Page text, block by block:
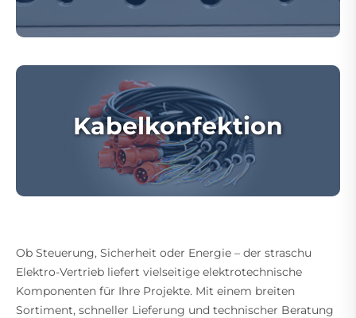
Kabelkonfektion
Ob Steuerung, Sicherheit oder Energie – der straschu
Elektro-Vertrieb liefert vielseitige elektrotechnische
Komponenten für Ihre Projekte. Mit einem breiten
Sortiment, schneller Lieferung und technischer Beratung